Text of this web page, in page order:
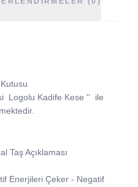
Logolu Kadife Kese '' ile
Taş Açıklaması
Enerjileri Çeker - Negatif